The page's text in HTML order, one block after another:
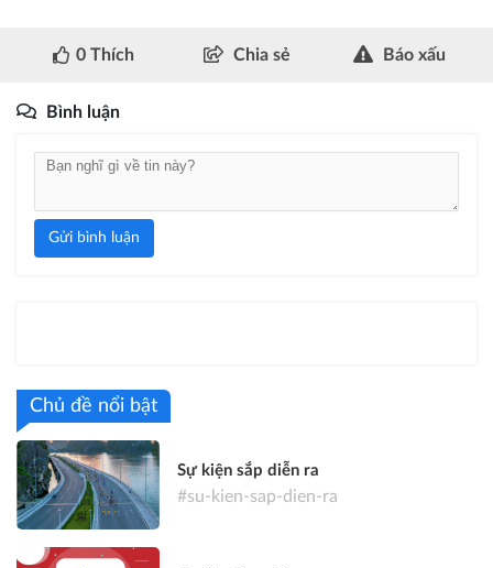
0 Thích Chia sẻ Báo xấu
Bình luận
Gửi bình luận
Chủ đề nổi bật
Sự kiện sắp diễn ra
#su-kien-sap-dien-ra